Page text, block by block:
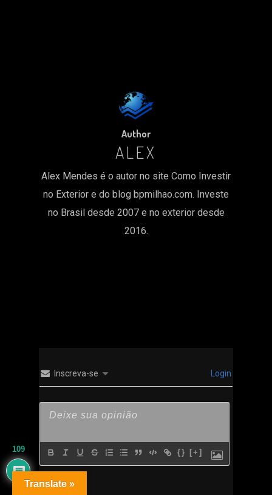
Author
ALEX
Alex Mendes é o autor no site Como Investir
no Exterior e do blog bpmilhao.com. Investe
no Brasil desde 2007 e no exterior desde
2016.
Inscreva-se Login
{} [+]
Translate »
109